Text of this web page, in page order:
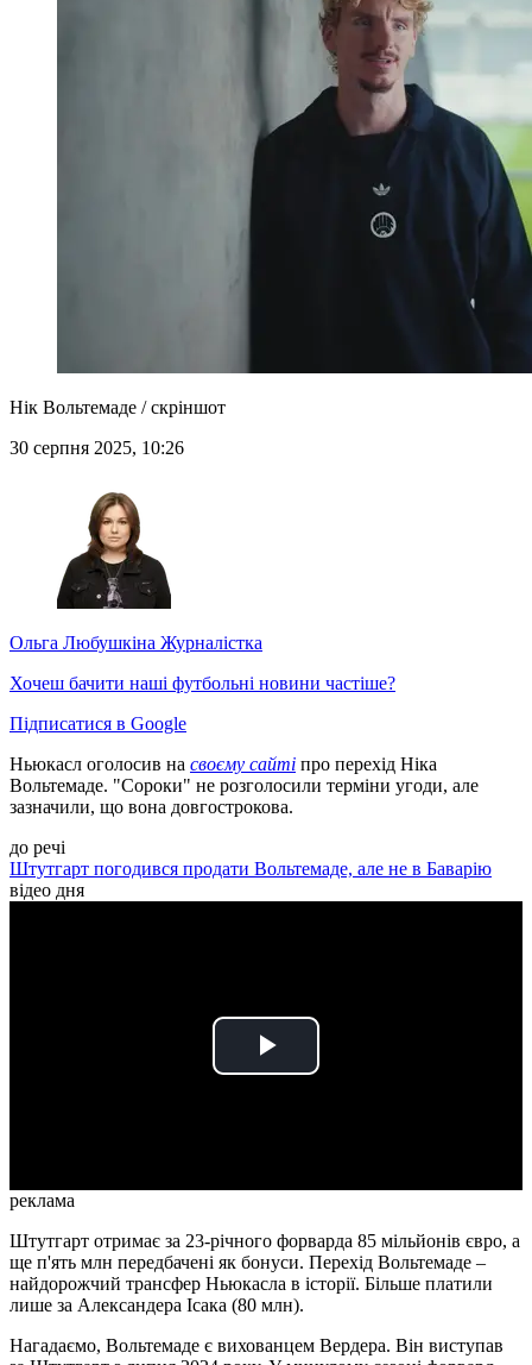
Нік Вольтемаде / скріншот
30 серпня 2025, 10:26
Ольга Любушкіна Журналістка
Хочеш бачити наші футбольні новини частіше?
Підписатися в Google
Ньюкасл оголосив на своєму сайті про перехід Ніка
Вольтемаде. "Сороки" не розголосили терміни угоди, але
зазначили, що вона довгострокова.
до речі
Штутгарт погодився продати Вольтемаде, але не в Баварію
відео дня
Play
реклама
Штутгарт отримає за 23-річного форварда 85 мільйонів євро, а
ще п'ять млн передбачені як бонуси. Перехід Вольтемаде –
найдорожчий трансфер Ньюкасла в історії. Більше платили
лише за Александера Ісака (80 млн).
Нагадаємо, Вольтемаде є вихованцем Вердера. Він виступав